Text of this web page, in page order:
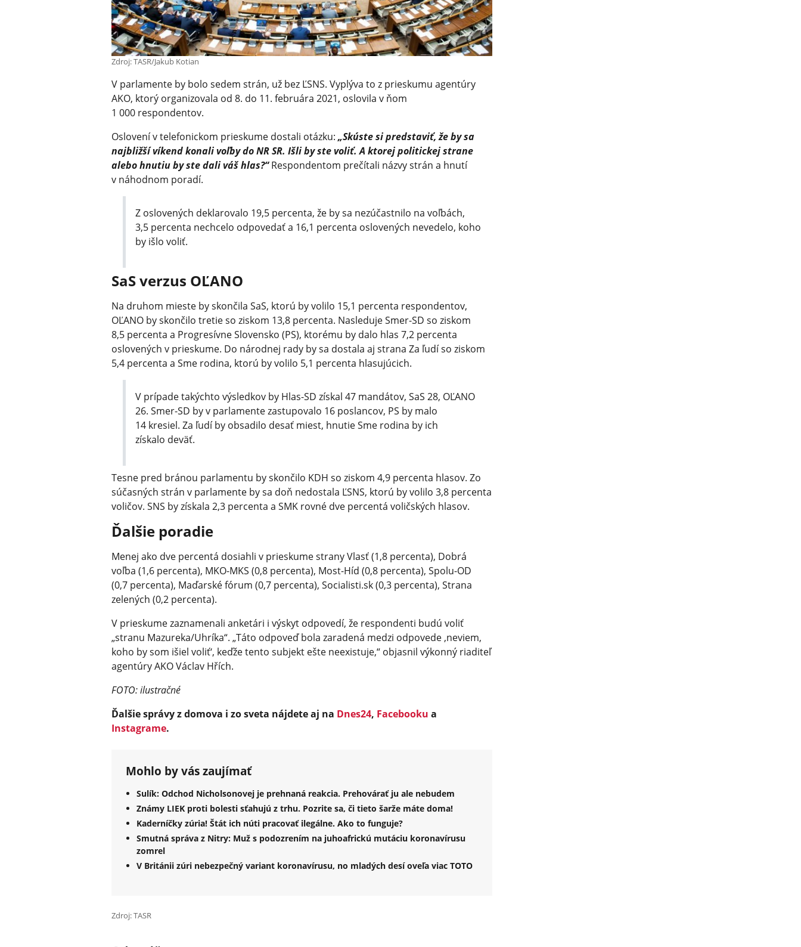
Zdroj: TASR/Jakub Kotian
V parlamente by bolo sedem strán, už bez ĽSNS. Vyplýva to z prieskumu agentúry
AKO, ktorý organizovala od 8. do 11. februára 2021, oslovila v ňom
1 000 respondentov.
Oslovení v telefonickom prieskume dostali otázku: „Skúste si predstaviť, že by sa
najbližší víkend konali voľby do NR SR. Išli by ste voliť. A ktorej politickej strane
alebo hnutiu by ste dali váš hlas?“Respondentom prečítali názvy strán a hnutí
v náhodnom poradí.
Z oslovených deklarovalo 19,5 percenta, že by sa nezúčastnilo na voľbách,
3,5 percenta nechcelo odpovedať a 16,1 percenta oslovených nevedelo, koho
by išlo voliť.
SaS verzus OĽANO
Na druhom mieste by skončila SaS, ktorú by volilo 15,1 percenta respondentov,
OĽANO by skončilo tretie so ziskom 13,8 percenta. Nasleduje Smer-SD so ziskom
8,5 percenta a Progresívne Slovensko (PS), ktorému by dalo hlas 7,2 percenta
oslovených v prieskume. Do národnej rady by sa dostala aj strana Za ľudí so ziskom
5,4 percenta a Sme rodina, ktorú by volilo 5,1 percenta hlasujúcich.
V prípade takýchto výsledkov by Hlas-SD získal 47 mandátov, SaS 28, OĽANO
26. Smer-SD by v parlamente zastupovalo 16 poslancov, PS by malo
14 kresiel. Za ľudí by obsadilo desať miest, hnutie Sme rodina by ich
získalo deväť.
Tesne pred bránou parlamentu by skončilo KDH so ziskom 4,9 percenta hlasov. Zo
súčasných strán v parlamente by sa doň nedostala ĽSNS, ktorú by volilo 3,8 percenta
voličov. SNS by získala 2,3 percenta a SMK rovné dve percentá voličských hlasov.
Ďalšie poradie
Menej ako dve percentá dosiahli v prieskume strany Vlasť (1,8 percenta), Dobrá
voľba (1,6 percenta), MKO-MKS (0,8 percenta), Most-Híd (0,8 percenta), Spolu-OD
(0,7 percenta), Maďarské fórum (0,7 percenta), Socialisti.sk (0,3 percenta), Strana
zelených (0,2 percenta).
V prieskume zaznamenali anketári i výskyt odpovedí, že respondenti budú voliť
„stranu Mazureka/Uhríka“. „Táto odpoveď bola zaradená medzi odpovede ‚neviem,
koho by som išiel voliť‘, keďže tento subjekt ešte neexistuje,“ objasnil výkonný riaditeľ
agentúry AKO Václav Hřích.
FOTO: ilustračné
Ďalšie správy z domova i zo sveta nájdete aj na Dnes24, Facebooku a
Instagrame.
Mohlo by vás zaujímať
Sulík: Odchod Nicholsonovej je prehnaná reakcia. Prehovárať ju ale nebudem
Známy LIEK proti bolesti sťahujú z trhu. Pozrite sa, či tieto šarže máte doma!
Kaderníčky zúria! Štát ich núti pracovať ilegálne. Ako to funguje?
Smutná správa z Nitry: Muž s podozrením na juhoafrickú mutáciu koronavírusu
zomrel
V Británii zúri nebezpečný variant koronavírusu, no mladých desí oveľa viac TOTO
Zdroj: TASR